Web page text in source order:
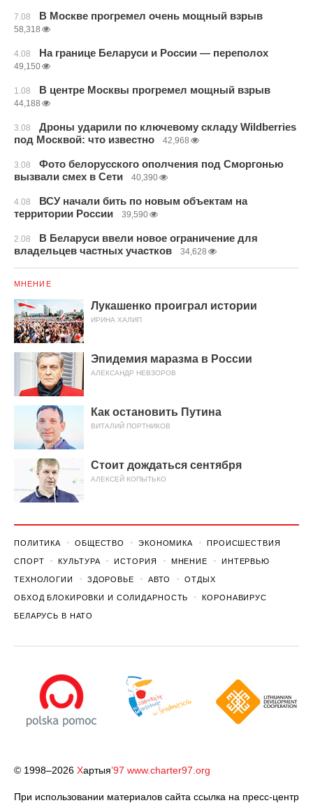
7.08 В Москве прогремел очень мощный взрыв
58,318
4.08 На границе Беларуси и России — переполох
49,150
1.08 В центре Москвы прогремел мощный взрыв
44,188
3.08
Дроны ударили по ключевому складу Wildberries
под Москвой: что известно
42,968
3.08
Фото белорусского ополчения под Сморгонью
вызвали смех в Сети
40,390
4.08
ВСУ начали бить по новым объектам на
территории России
39,590
2.08
В Беларуси ввели новое ограничение для
владельцев частных участков
34,628
МНЕНИЕ
Лукашенко проиграл истории
ИРИНА ХАЛИП
Эпидемия маразма в России
АЛЕКСАНДР НЕВЗОРОВ
Как остановить Путина
ВИТАЛИЙ ПОРТНИКОВ
Стоит дождаться сентября
АЛЕКСЕЙ КОПЫТЬКО
ПОЛИТИКА ОБЩЕСТВО ЭКОНОМИКА ПРОИСШЕСТВИЯ
СПОРТ КУЛЬТУРА ИСТОРИЯ МНЕНИЕ ИНТЕРВЬЮ
ТЕХНОЛОГИИ ЗДОРОВЬЕ АВТО ОТДЫХ
ОБХОД БЛОКИРОВКИ И СОЛИДАРНОСТЬ КОРОНАВИРУС
БЕЛАРУСЬ В НАТО
© 1998–2026 Хартыя’97 www.charter97.org
При использовании материалов сайта ссылка на пресс-центр